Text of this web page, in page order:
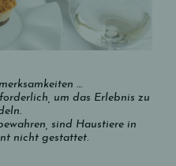
…
um das Erlebnis zu
sind Haustiere in
nicht gestattet.